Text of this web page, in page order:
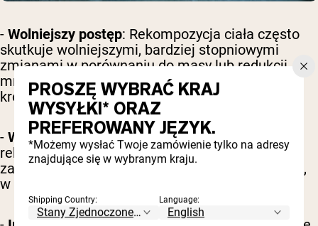
- Wolniejszy postęp: Rekompozycja ciała często
skutkuje wolniejszymi, bardziej stopniowymi
zmianami w porównaniu do masy lub redukcji, z
mniej zauważalnymi efektami
krótkoterminowymi.
- Wymagana stała praca : Osiągnięcie
rekompozycji ciała wymaga konsekwentnego
zaangażowania zarówno w dietę, jak i ćwiczenia,
w tym regularny trening siłowy i cardio.
PROSZĘ WYBRAĆ KRAJ
WYSYŁKI* ORAZ
PREFEROWANY JĘZYK.
*Możemy wysłać Twoje zamówienie tylko na adresy
znajdujące się w wybranym kraju.
Shipping Country: Language: